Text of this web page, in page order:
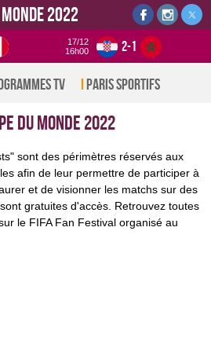
2022
17/12
16h00
2-1
TV Paris sportifs
du monde 2022
sont des périmètres réservés aux
afin de leur permettre de participer à
et de visionner les matchs sur des
gratuites d'accès. Retrouvez toutes
le FIFA Fan Festival organisé au